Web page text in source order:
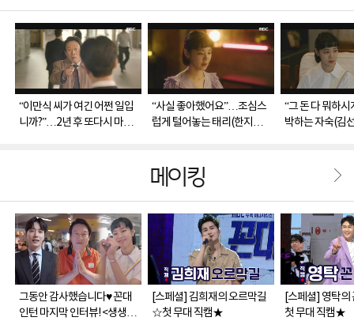
“이만식 씨가 여긴 어쩐 일입
니까?”…2년 후 또다시 마주
“사실 좋아했어요”…조심스
럽게 털어놓는 태리(한지은)
“그 돈 다 뭐하
박하는 자숙(김
메이킹
그동안 감사했습니다♥ 꼰대
인턴 마지막 인터뷰! <생생현
[스페셜] 김희재의 오르막길
☆첫 무대 직캠★
[스페셜] 영탁
첫 무대 직캠★